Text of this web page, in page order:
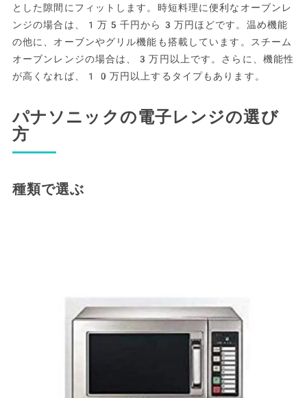
とした隙間にフィットします。時短料理に便利なオーブンレ
ンジの場合は、1万5千円から3万円ほどです。温め機能
の他に、オーブンやグリル機能も搭載しています。スチーム
オーブンレンジの場合は、3万円以上です。さらに、機能性
が高くなれば、10万円以上するタイプもあります。
パナソニックの電子レンジの選び
方
種類で選ぶ